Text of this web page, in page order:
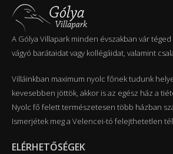
A Gólya Villapark minden évszakban vár
vágyó barátaidat vagy kollégáidat, valamint
Villáinkban maximum nyolc főnek tudunk
kevesebben jöttök, akkor is az egész ház a
Nyolc fő felett természetesen több házban
Ismerjétek meg a Velencei-tó felejthetetlen
ELÉRHETŐSÉGEK